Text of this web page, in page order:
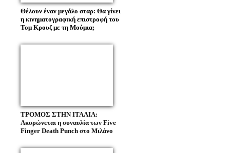
Θέλουν έναν μεγάλο σταρ: Θα γίνει
η κινηματογραφική επιστροφή του
Τομ Κρουζ με τη Μούμια;
ΤΡΟΜΟΣ ΣΤΗΝ ΙΤΑΛΙΑ:
Ακυρώνεται η συναυλία των Five
Finger Death Punch στο Μιλάνο